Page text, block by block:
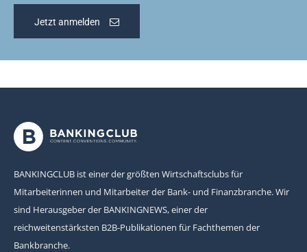
Jetzt anmelden
BANKINGCLUB ist einer der größten Wirtschaftsclubs für
Mitarbeiterinnen und Mitarbeiter der Bank- und Finanzbranche. Wir
sind Herausgeber der BANKINGNEWS, einer der
reichweitenstärksten B2B-Publikationen für Fachthemen der
Bankbranche.